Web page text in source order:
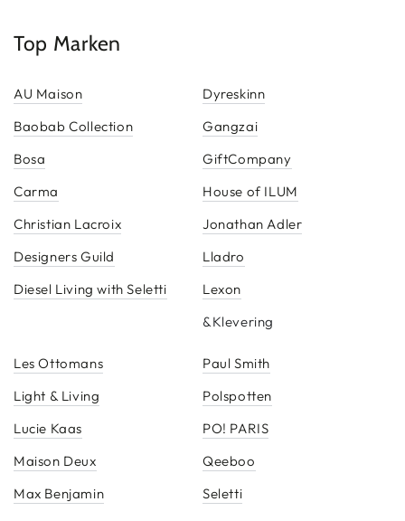
Top Marken
AU Maison
Baobab Collection
Bosa
Carma
Christian Lacroix
Designers Guild
Diesel Living with Seletti
Dyreskinn
Gangzai
GiftCompany
House of ILUM
Jonathan Adler
Lladro
Lexon
&Klevering
Les Ottomans
Light & Living
Lucie Kaas
Maison Deux
Max Benjamin
Paul Smith
Polspotten
PO! PARIS
Qeeboo
Seletti